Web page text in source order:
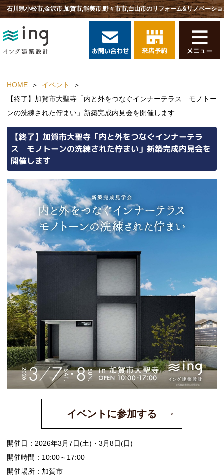
石川県小松市,金沢市,加賀市,能美市,野々市市,白山市のリフォーム&リノベーシ
HOME
イベント
【終了】加賀市大聖寺「内と外をつなぐインナーテラス モノトー
ンの洗練された佇まい」新築完成内見会を開催します
【終了】加賀市大聖寺「内と外をつなぐインナーテラ
ス モノトーンの洗練された佇まい」新築完成内見会を
開催します
イベントに参加する
開催日：2026年3月7日(土)・3月8日(日)
開催時間：10:00～17:00
開催場所：加賀市